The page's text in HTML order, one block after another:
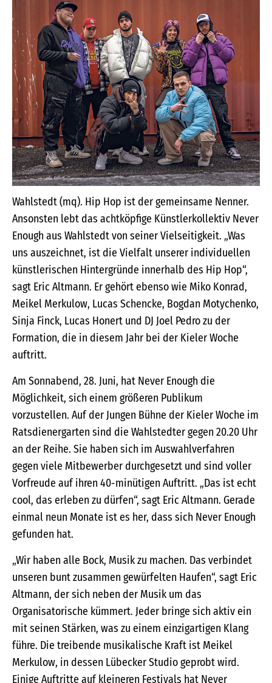
Wahlstedt (mq). Hip Hop ist der gemeinsame Nenner.
Ansonsten lebt das achtköpfige Künstlerkollektiv Never
Enough aus Wahlstedt von seiner Vielseitigkeit. „Was
uns auszeichnet, ist die Vielfalt unserer individuellen
künstlerischen Hintergründe innerhalb des Hip Hop“,
sagt Eric Altmann. Er gehört ebenso wie Miko Konrad,
Meikel Merkulow, Lucas Schencke, Bogdan Motychenko,
Sinja Finck, Lucas Honert und DJ Joel Pedro zu der
Formation, die in diesem Jahr bei der Kieler Woche
auftritt.
Am Sonnabend, 28. Juni, hat Never Enough die
Möglichkeit, sich einem größeren Publikum
vorzustellen. Auf der Jungen Bühne der Kieler Woche im
Ratsdienergarten sind die Wahlstedter gegen 20.20 Uhr
an der Reihe. Sie haben sich im Auswahlverfahren
gegen viele Mitbewerber durchgesetzt und sind voller
Vorfreude auf ihren 40-minütigen Auftritt. „Das ist echt
cool, das erleben zu dürfen“, sagt Eric Altmann. Gerade
einmal neun Monate ist es her, dass sich Never Enough
gefunden hat.
„Wir haben alle Bock, Musik zu machen. Das verbindet
unseren bunt zusammen gewürfelten Haufen“, sagt Eric
Altmann, der sich neben der Musik um das
Organisatorische kümmert. Jeder bringe sich aktiv ein
mit seinen Stärken, was zu einem einzigartigen Klang
führe. Die treibende musikalische Kraft ist Meikel
Merkulow, in dessen Lübecker Studio geprobt wird.
Einige Auftritte auf kleineren Festivals hat Never